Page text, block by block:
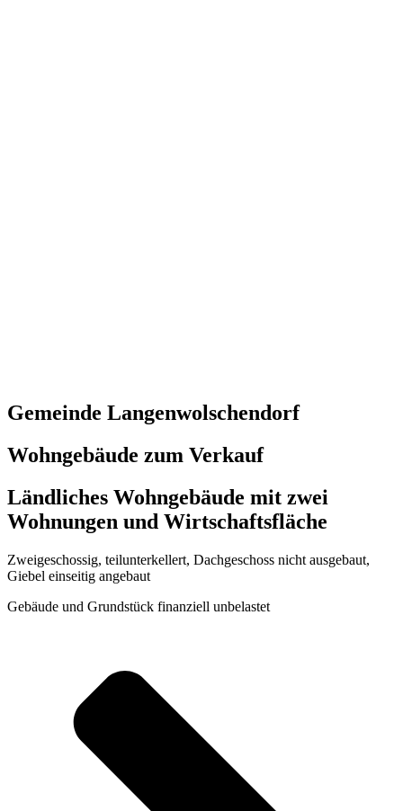
Gemeinde Langenwolschendorf
Wohngebäude zum Verkauf
Ländliches Wohngebäude mit zwei
Wohnungen und Wirtschaftsfläche
Zweigeschossig, teilunterkellert, Dachgeschoss nicht ausgebaut,
Giebel einseitig angebaut
Gebäude und Grundstück finanziell unbelastet